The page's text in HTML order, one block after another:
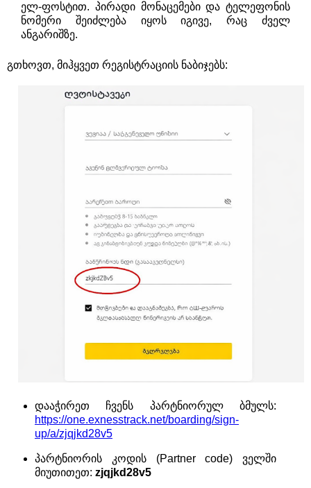
ელ-ფოსტით. პირადი მონაცემები და ტელეფონის
ნომერი შეიძლება იყოს იგივე, რაც ძველ
ანგარიშზე.
გთხოვთ, მიჰყვეთ რეგისტრაციის ნაბიჯებს:
დააჭირეთ ჩვენს პარტნიორულ ბმულს:
https://one.exnesstrack.net/boarding/sign-
up/a/zjqjkd28v5
პარტნიორის კოდის (Partner code) ველში
მიუთითეთ: zjqjkd28v5